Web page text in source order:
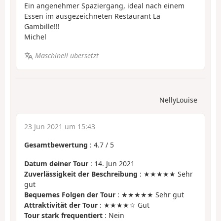
Ein angenehmer Spaziergang, ideal nach einem
Essen im ausgezeichneten Restaurant La
Gambille!!!
Michel
Maschinell übersetzt
NellyLouise
23 Jun 2021 um 15:43
Gesamtbewertung : 4.7 / 5
Datum deiner Tour : 14. Jun 2021
Zuverlässigkeit der Beschreibung : ★★★★★ Sehr
gut
Bequemes Folgen der Tour : ★★★★★ Sehr gut
Attraktivität der Tour : ★★★★☆ Gut
Tour stark frequentiert : Nein